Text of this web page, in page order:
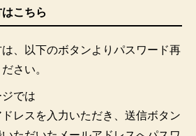
こちら
、以下のボタンよりパスワード再
さい。
では
レスを入力いただき、送信ボタン